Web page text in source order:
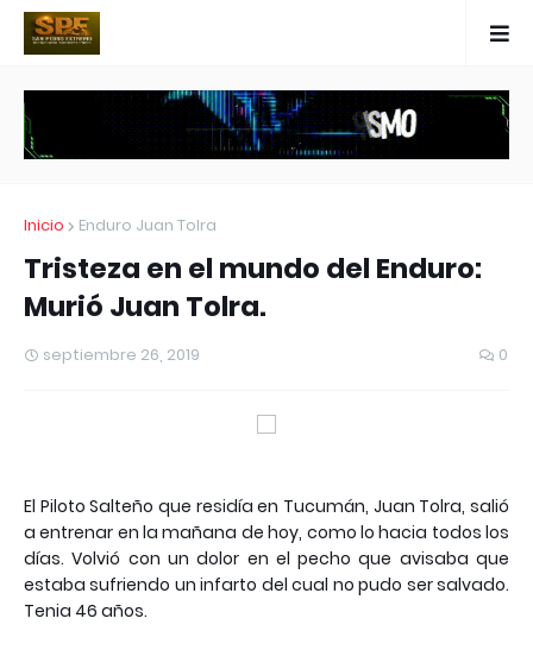
Inicio Enduro Juan Tolra
Tristeza en el mundo del Enduro:
Murió Juan Tolra.
septiembre 26, 2019 0
El Piloto Salteño que residía en Tucumán, Juan Tolra, salió
a entrenar en la mañana de hoy, como lo hacia todos los
días. Volvió con un dolor en el pecho que avisaba que
estaba sufriendo un infarto del cual no pudo ser salvado.
Tenia 46 años.